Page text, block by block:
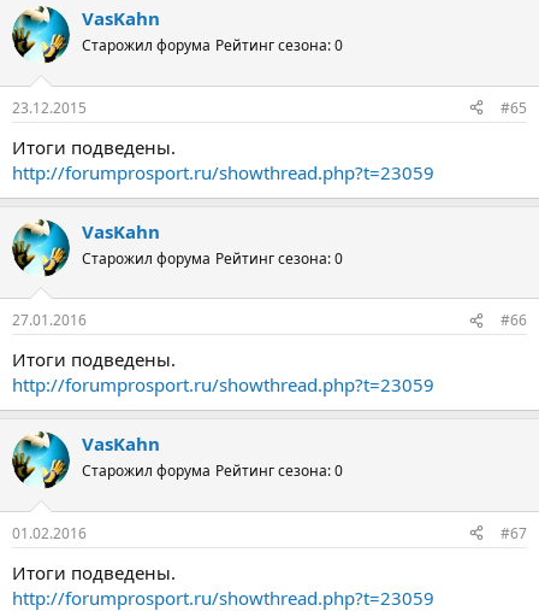
VasKahn
Старожил форума Рейтинг сезона: 0
23.12.2015 #65
Итоги подведены.
http://forumprosport.ru/showthread.php?t=23059
VasKahn
Старожил форума Рейтинг сезона: 0
27.01.2016 #66
Итоги подведены.
http://forumprosport.ru/showthread.php?t=23059
VasKahn
Старожил форума Рейтинг сезона: 0
01.02.2016 #67
Итоги подведены.
http://forumprosport.ru/showthread.php?t=23059